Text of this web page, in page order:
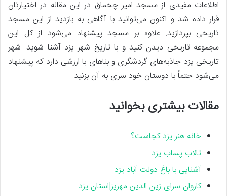
اطلاعات مفیدی از مسجد امیر چخماق در این مقاله در اختیارتان
قرار داده شد و اکنون می‌توانید با آگاهی به بازدید از این مسجد
تاریخی بپردازید. علاوه بر مسجد پیشنهاد می‌شود از کل این
مجموعه تاریخی دیدن کنید و با تاریخ شهر یزد آشنا شوید. شهر
تاریخی یزد جاذبه‌های گردشگری و بناهای با ارزشی دارد که پیشنهاد
می‌شود حتماً با دوستان خود سری به آن بزنید.
مقالات بیشتری بخوانید
خانه هنر یزد کجاست؟
تالاب پساب یزد
آشنایی با باغ دولت آباد یزد
کاروان سرای زین الدین مهریز|استان یزد